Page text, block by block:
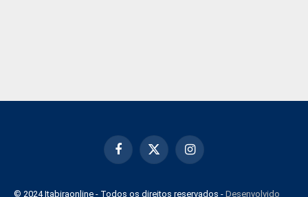
Facebook
X
Instagram
© 2024 Itabiraonline - Todos os direitos reservados - Desenvolvido